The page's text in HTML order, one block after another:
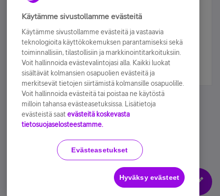
Tilaa Telian uutiskirje ja olet mukana arvonnassa.
sähköpostiisi.
Tilaa nyt
Käyttöehdot Accessibility statement
Evästeasetukset
Käytämme sivustollamme evästeitä
Käytämme sivustollamme evästeitä ja vastaavia
teknologioita käyttökokemuksen parantamiseksi sekä
toiminnallisiin, tilastollisiin ja markkinointitarkoituksiin.
Voit hallinnoida evästevalintojasi alla. Kaikki luokat
sisältävät kolmansien osapuolien evästeitä ja
merkitsevät tietojen siirtämistä kolmansille osapuolille.
Voit hallinnoida evästeitä tai poistaa ne käytöstä
milloin tahansa evästeasetuksissa. Lisätietoja
evästeistä saat evästeitä koskevasta
tietosuojaselosteestamme.
Evästeasetukset
Hyväksy evästeet